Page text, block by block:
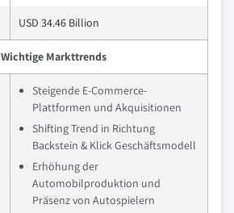
USD 34.46 Billion
Wichtige Markttrends
Steigende E-Commerce-
Plattformen und Akquisitionen
Shifting Trend in Richtung
Backstein & Klick Geschäftsmodell
Erhöhung der
Automobilproduktion und
Präsenz von Autospielern